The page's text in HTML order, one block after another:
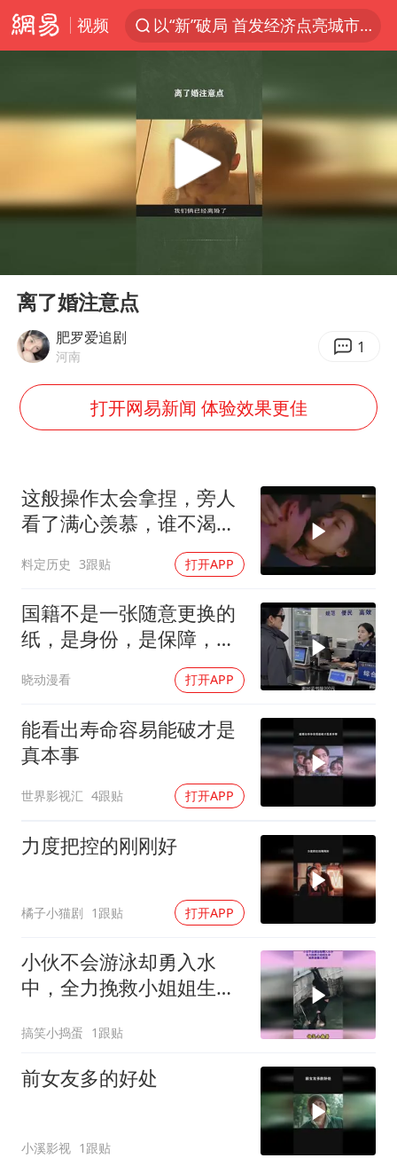
视频
以“新”破局 首发经济点亮城市消费活力
中方回应是否在太平洋海底开采稀土
吉林一“温度计大楼”读数爆表
贵州轮胎子公司获美国退税8136万
台风白海豚影响中国已成定局
我国编制完成新版全月地质图
中国五箭齐发反制美国
女子利用漏洞0元薅走3000多件家电
感觉全东北都在等7号
奋进开新局 实干挑大梁
Play
离了婚注意点
肥罗爱追剧
河南 1
打开网易新闻 体验效果更佳
这般操作太会拿捏，旁人
看了满心羡慕，谁不渴望
料定历史 3跟贴 打开APP
国籍不是一张随意更换的
纸，是身份，是保障，是
晓动漫看 打开APP
能看出寿命容易能破才是
真本事
世界影视汇 4跟贴 打开APP
力度把控的刚刚好
橘子小猫剧 1跟贴 打开APP
小伙不会游泳却勇入水
中，全力挽救小姐姐生
搞笑小捣蛋 1跟贴
前女友多的好处
小溪影视 1跟贴